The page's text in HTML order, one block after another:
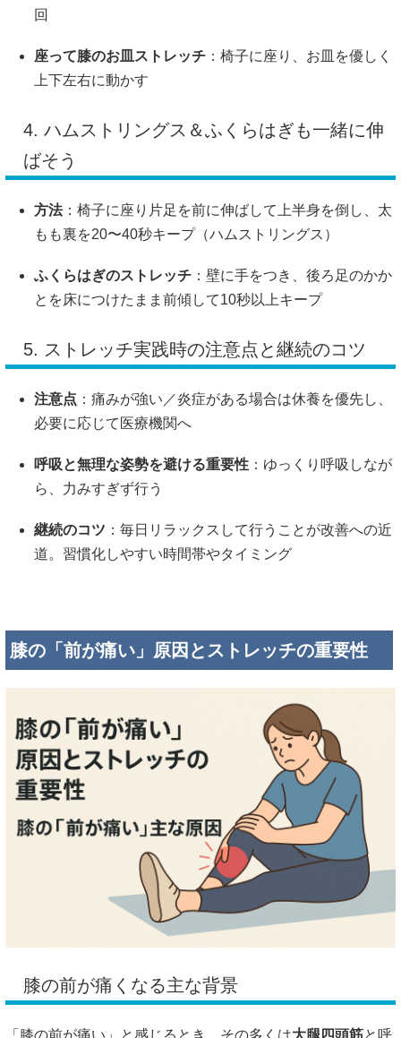
回
座って膝のお皿ストレッチ ：椅子に座り、お皿を優しく
上下左右に動かす
4. ハムストリングス＆ふくらはぎも一緒に伸
ばそう
方法：椅子に座り片足を前に伸ばして上半身を倒し、太
もも裏を20〜40秒キープ（ハムストリングス）
ふくらはぎのストレッチ ：壁に手をつき、後ろ足のかか
とを床につけたまま前傾して10秒以上キープ
5. ストレッチ実践時の注意点と継続のコツ
注意点 ：痛みが強い／炎症がある場合は休養を優先し、
必要に応じて医療機関へ
呼吸と無理な姿勢を避ける重要性 ：ゆっくり呼吸しなが
ら、力みすぎず行う
継続のコツ ：毎日リラックスして行うことが改善への近
道。習慣化しやすい時間帯やタイミング
膝の「前が痛い」原因とストレッチの重要性
膝の前が痛くなる主な背景